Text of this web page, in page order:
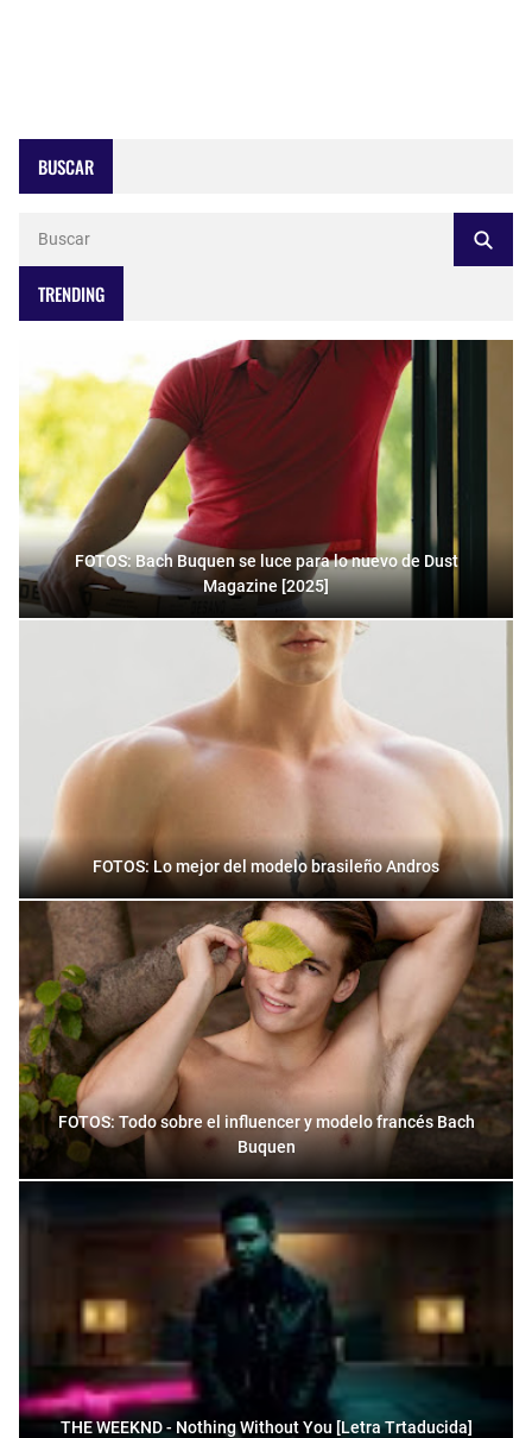
BUSCAR
TRENDING
FOTOS: Bach Buquen se luce para lo nuevo de Dust
Magazine [2025]
FOTOS: Lo mejor del modelo brasileño Andros
FOTOS: Todo sobre el influencer y modelo francés Bach
Buquen
THE WEEKND - Nothing Without You [Letra Trtaducida]